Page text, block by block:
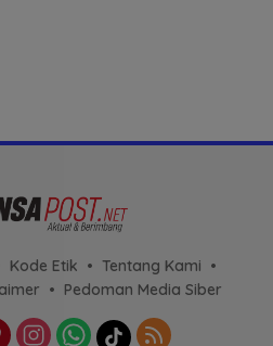
Kode Etik
Tentang Kami
Pedoman Media Siber